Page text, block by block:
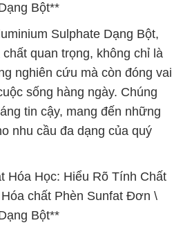
Bột**
Sulphate Dạng Bột,
quan trọng, không chỉ là
nghiên cứu mà còn đóng vai
sống hàng ngày. Chúng
tin cậy, mang đến những
nhu cầu đa dạng của quý
Hóa Học: Hiểu Rõ Tính Chất
chất Phèn Sunfat Đơn \
Bột**